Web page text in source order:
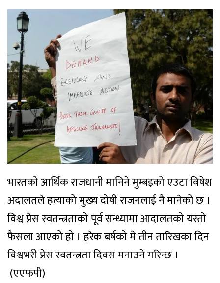
भारतको आर्थिक राजधानी मानिने मुम्बइको एउटा विषेश
अदालतले हत्याको मुख्य दोषी राजनलाई नै मानेको छ ।
विश्व प्रेस स्वतन्त्रताको पूर्व सन्ध्यामा आदालतको यस्तो
फैसला आएको हो । हरेक बर्षको मे तीन तारिखका दिन
विश्वभरी प्रेस स्वतन्त्रता दिवस मनाउने गरिन्छ ।
(एएफपी)